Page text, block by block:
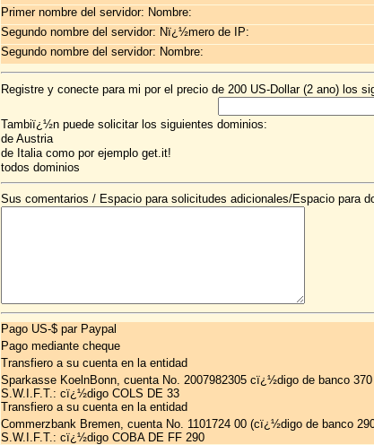
Primer nombre del servidor: Nombre:
Segundo nombre del servidor: Nï¿½mero de IP:
Segundo nombre del servidor: Nombre:
Registre y conecte para mi por el precio de 200 US-Dollar (2 ano) los
Tambiï¿½n puede solicitar los siguientes dominios:
de Austria
de Italia como por ejemplo get.it!
todos dominios
Sus comentarios / Espacio para solicitudes adicionales/Espacio para
Pago US-$ par Paypal
Pago mediante cheque
Transfiero a su cuenta en la entidad
Sparkasse KoelnBonn, cuenta No. 2007982305 cï¿½digo de banco
S.W.I.F.T.: cï¿½digo COLS DE 33
Transfiero a su cuenta en la entidad
Commerzbank Bremen, cuenta No. 1101724 00 (cï¿½digo de banco
S.W.I.F.T.: cï¿½digo COBA DE FF 290